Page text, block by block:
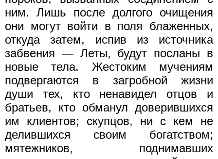
ним. Лишь после долгого очищения
они могут войти в поля блаженных,
откуда затем, испив из источника
забвения — Леты, будут посланы в
новые тела. Жестоким мучениям
подвергаются в загробной жизни
души тех, кто ненавидел отцов и
братьев, кто обманул доверившихся
им клиентов; скупцов, ни с кем не
делившихся своим богатством;
мятежников, поднимавших